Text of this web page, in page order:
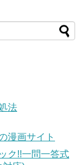
法
漫画サイト
ク!!一問一答式